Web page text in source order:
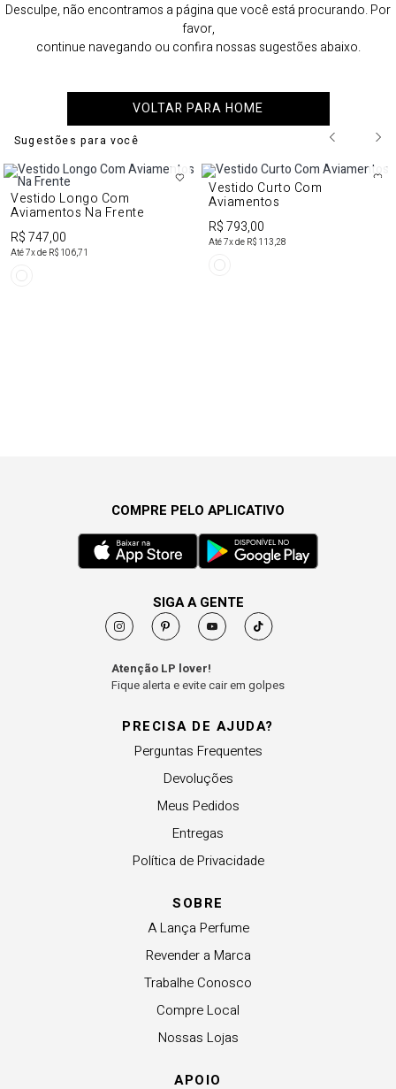
Desculpe, não encontramos a página que você está procurando. Por
favor,
continue navegando ou confira nossas sugestões abaixo.
VOLTAR PARA HOME
Sugestões para você
Vestido Longo Com
Aviamentos Na Frente
R$ 747,00
Até7x de R$ 106,71
Vestido Curto Com
Aviamentos
R$ 793,00
Até7x de R$ 113,28
PRECISA DE AJUDA?
Perguntas Frequentes
Devoluções
Meus Pedidos
Entregas
Política de Privacidade
SOBRE
A Lança Perfume
Revender a Marca
Trabalhe Conosco
Compre Local
Nossas Lojas
APOIO
COMPRE PELO APLICATIVO
SIGA A GENTE
Atenção LP lover!
Fique alerta e evite cair em golpes